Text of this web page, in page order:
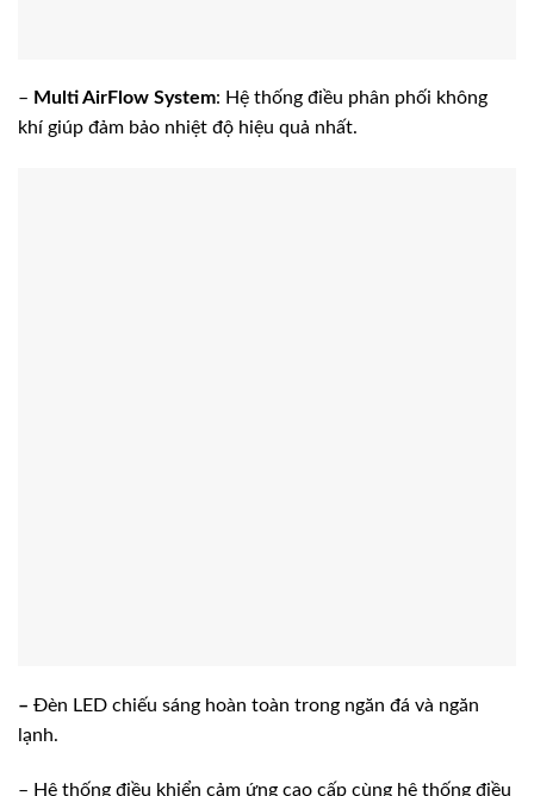
– Multi AirFlow System: Hệ thống điều phân phối không
khí giúp đảm bảo nhiệt độ hiệu quả nhất.
– Đèn LED chiếu sáng hoàn toàn trong ngăn đá và ngăn
lạnh.
– Hệ thống điều khiển cảm ứng cao cấp cùng hệ thống điều